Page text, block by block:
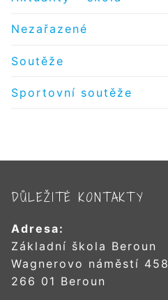
Nezařazené
Soutěže
Sportovní soutěže
DŮLEŽITÉ KONTAKTY
Adresa:
Základní škola Beroun
Wagnerovo náměstí 458
266 01 Beroun